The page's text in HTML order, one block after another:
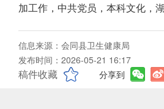
加工作，中共党员，本科文化，湖
信息来源：会同县卫生健康局
发布时间：2026-05-21 16:17
稿件收藏 分享到